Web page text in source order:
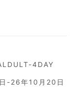
4DAY
-26年10月20日